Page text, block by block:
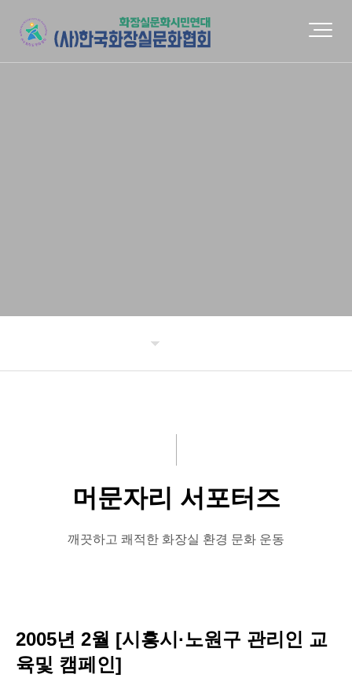
머문자리 서포터즈
깨끗하고 쾌적한 화장실 환경 문화 운동
2005년 2월 [시흥시·노원구 관리인 교
육및 캠페인]